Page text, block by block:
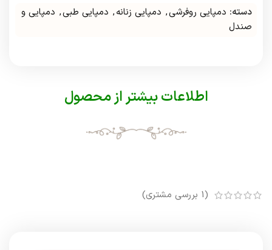
دسته: دمپایی روفرشی, دمپایی زنانه, دمپایی طبی, دمپایی و
صندل
اطلاعات بیشتر از محصول
(
1 بررسی مشتری)